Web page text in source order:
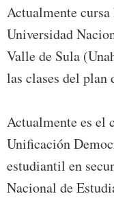
Actualmente
Universidad
Valle de Sula
las clases del plan
Actualmente es el
Unificación
estudiantil en
Nacional de